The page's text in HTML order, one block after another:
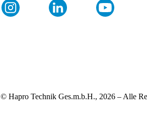
© Hapro Technik Ges.m.b.H., 2026 – Alle